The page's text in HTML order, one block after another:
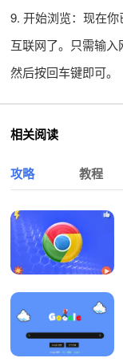
9. 开始浏览：现在
互联网了。只需输入
然后按回车键即可。
相关阅读
攻略 教程